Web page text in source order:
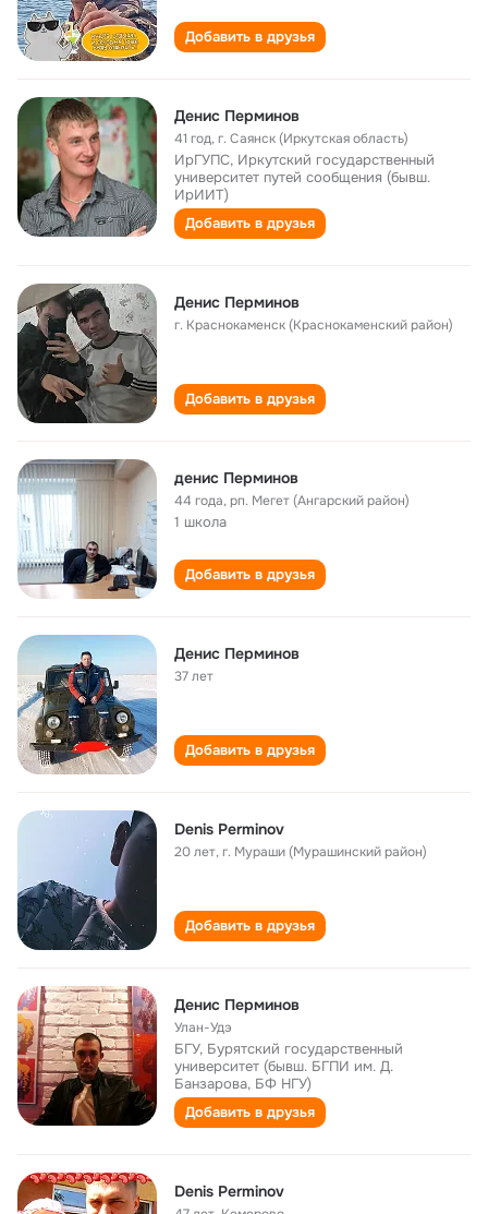
Добавить в друзья
Денис Перминов
41 год,г. Саянск (Иркутская область)
ИрГУПС, Иркутский государственный
университет путей сообщения (бывш.
ИрИИТ)
Добавить в друзья
Денис Перминов
г. Краснокаменск (Краснокаменский район)
Добавить в друзья
денис Перминов
44 года,рп. Мегет (Ангарский район)
1 школа
Добавить в друзья
Денис Перминов
37 лет
Добавить в друзья
Denis Perminov
20 лет,г. Мураши (Мурашинский район)
Добавить в друзья
Денис Перминов
Улан-Удэ
БГУ, Бурятский государственный
университет (бывш. БГПИ им. Д.
Банзарова, БФ НГУ)
Добавить в друзья
Denis Perminov